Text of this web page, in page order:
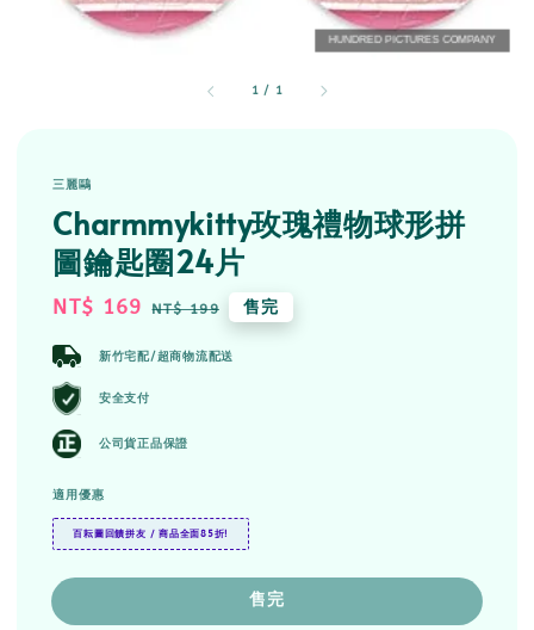
1 / 1
三麗鷗
Charmmykitty玫瑰禮物球形拼
圖鑰匙圈24片
Sale
NT$ 169 Regular
NT$ 199 售完
新竹宅配/超商物流配送
安全支付
公司貨正品保證
適用優惠
百耘圖回饋拼友 / 商品全面85折!
售完